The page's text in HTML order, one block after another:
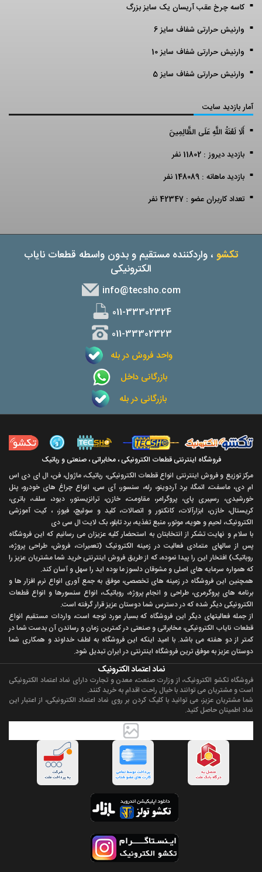
کاسه چرخ عقب آریسان یک سایز بزرگ
وارنیش حرارتی شفاف سایز 6
وارنیش حرارتی شفاف سایز 10
وارنیش حرارتی شفاف سایز 5
آمار بازدید سایت
أَلَا لَعْنَةُ اللَّهِ عَلَى الظَّالِمِينَ
بازدید دیروز : 11802 نفر
بازدید ماهانه : 148089 نفر
تعداد کاربران عضو : 42347 نفر
تکشو ، واردکننده مستقیم و بدون واسطه قطعات نایاب
الکترونیکی
info@tecsho.com
011-33302324
011-33302323
واحد فروش در بله
بازرگانی داخل
بازرگانی در بله
فروشگاه اینترنتی قطعات الکترونیکی ، مخابراتی ، صنعتی و رباتیک
مرکز توزیع و فروش اینترنتی انواع قطعات الکترونیکی، رباتیک، ماژول، فن، ال ای دی اس
ام دی، ماسفت، اتمگا، برد آردوینو، رله، سنسور، آی سی، انواع چراغ های خودرو، پنل
خورشیدی، رسپبری پای، پروگرامر، مقاومت، خازن، ترانزیستور، دیود، سلف، باتری،
کریستال، خازن، ابزارآلات، کانکتور و اتصالات، کلید و سوئیچ، فیوز، ، کیت آموزشی
الکترونیک، لحیم و هویه، موتور، منبع تغذیه، برد تابلو، بک لایت ال سی دی
با سلام و نهايت تشکر از انتخابتان به استحضار کليه عزيزان می رسانيم که اين فروشگاه
پس از سالهای متمادی فعاليت در زمينه الکترونيک (تعميرات، فروش، طراحی پروژه،
روباتيک) افتخار اين را پيدا نموده، که از طريق فروش اينترنتی خريد شما مشتريان عزيز را
که همواره سرمايه های اصلی و مشوقان دلسوز ما بوده ايد را سهل و آسان کند.
همچنين اين فروشگاه در زمينه های تخصصی، موفق به جمع آوری انواع نرم افزار ها و
برنامه های پروگرمری، طراحی و انجام پروژه، روباتيک، انواع سنسورها و انواع قطعات
الکترونيکی ديگر شده که در دسترس شما دوستان عزيز قرار گرفته است.
از جمله فعاليتهای ديگر اين فروشگاه که بسيار مورد توجه است، واردات مستقیم انواع
قطعات ناياب الکترونيکی، مخابراتی و صنعتی در کمترين زمان و رساندن آن بدست شما در
کمتر از دو هفته می باشد. با اميد اينکه اين فروشگاه به لطف خداوند و همکاری شما
دوستان عزيز به موفق ترين فروشگاه اینترنتی در ایران تبديل شود.
نماد اعتماد الکترونیک
فروشگاه تکشو الکترونیک، از وزارت صنعت، معدن و تجارت دارای نماد اعتماد الکترونیکی
است و مشتریان می توانند با خیال راحت اقدام به خرید کنند.
شما مشتریان عزیز، می توانید با کلیک کردن بر روی نماد اعتماد الکترونیکی، از اعتبار این
نماد اطمینان حاصل کنید.